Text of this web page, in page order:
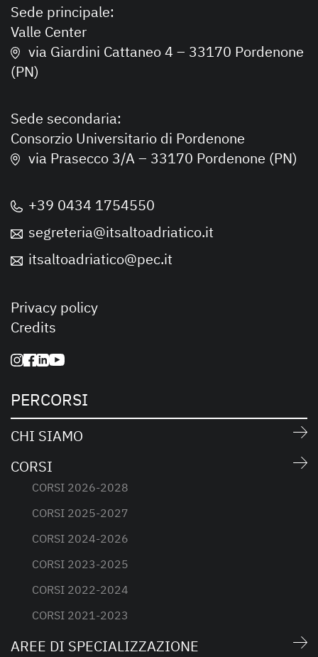
Sede principale:
Valle Center
via Giardini Cattaneo 4 – 33170 Pordenone
(PN)
Sede secondaria:
Consorzio Universitario di Pordenone
via Prasecco 3/A – 33170 Pordenone (PN)
+39 0434 1754550
segreteria@itsaltoadriatico.it
itsaltoadriatico@pec.it
Privacy policy
Credits
PERCORSI
CHI SIAMO
CORSI
CORSI 2026-2028
CORSI 2025-2027
CORSI 2024-2026
CORSI 2023-2025
CORSI 2022-2024
CORSI 2021-2023
AREE DI SPECIALIZZAZIONE